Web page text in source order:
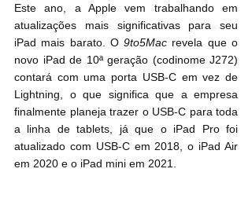
Este ano, a Apple vem trabalhando em
atualizações mais significativas para seu
iPad mais barato. O 9to5Mac revela que o
novo iPad de 10ª geração (codinome J272)
contará com uma porta USB-C em vez de
Lightning, o que significa que a empresa
finalmente planeja trazer o USB-C para toda
a linha de tablets, já que o iPad Pro foi
atualizado com USB-C em 2018, o iPad Air
em 2020 e o iPad mini em 2021.